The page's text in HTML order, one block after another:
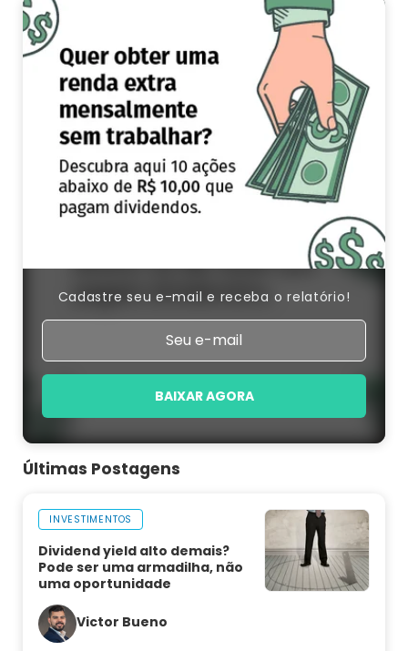
Cadastre seu e-mail e receba o relatório!
BAIXAR AGORA
Últimas Postagens
INVESTIMENTOS
Dividend yield alto demais?
Pode ser uma armadilha, não
uma oportunidade
Victor Bueno